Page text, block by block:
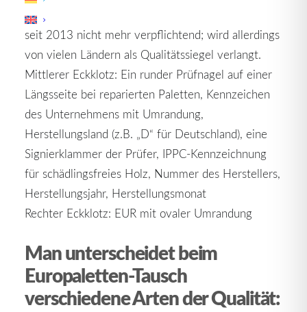
Teaserbild. Diese Kennzeichnung ist
seit 2013 nicht mehr verpflichtend; wird allerdings
von vielen Ländern als Qualitätssiegel verlangt.
Mittlerer Eckklotz: Ein runder Prüfnagel auf einer
Längsseite bei reparierten Paletten, Kennzeichen
des Unternehmens mit Umrandung,
Herstellungsland (z.B. „D“ für Deutschland), eine
Signierklammer der Prüfer, IPPC-Kennzeichnung
für schädlingsfreies Holz, Nummer des Herstellers,
Herstellungsjahr, Herstellungsmonat
Rechter Eckklotz: EUR mit ovaler Umrandung
Man unterscheidet beim
Europaletten-Tausch
verschiedene Arten der Qualität: